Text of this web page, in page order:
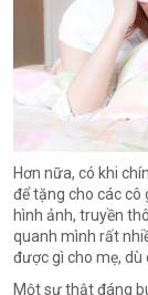
Hơn nữa, có khi
để tặng cho các cô
hình ảnh, truyền
quanh mình rất
được gì cho mẹ, dù
Một sự thật đáng